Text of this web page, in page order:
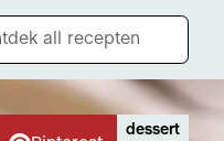
dessert